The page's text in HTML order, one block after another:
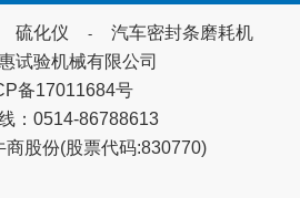
硫化仪 -
汽车密封条磨耗机
试验机械有限公司
备17011684号
：0514-86788613
商股份(股票代码:830770)